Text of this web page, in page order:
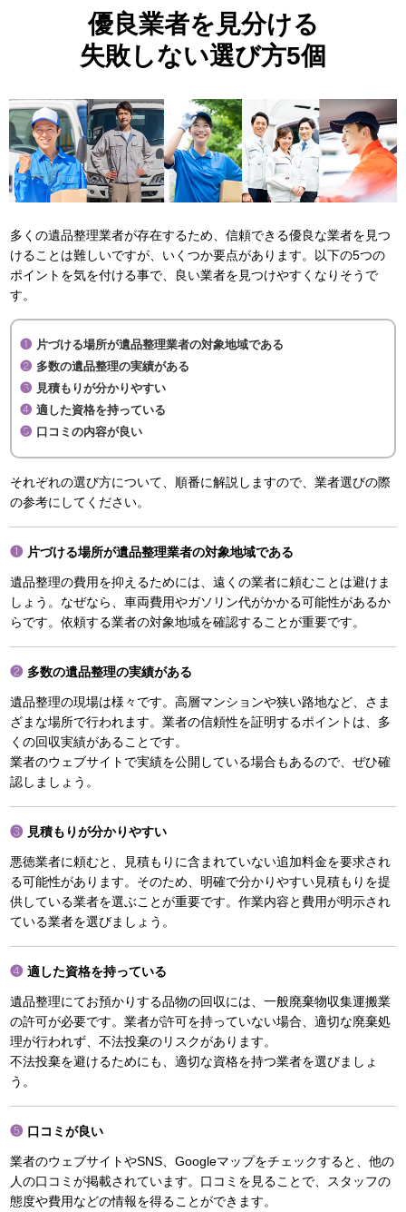
優良業者を見分ける
失敗しない選び方5個
多くの遺品整理業者が存在するため、信頼できる優良な業者を見つ
けることは難しいですが、いくつか要点があります。以下の5つの
ポイントを気を付ける事で、良い業者を見つけやすくなりそうで
す。
片づける場所が遺品整理業者の対象地域である
多数の遺品整理の実績がある
見積もりが分かりやすい
適した資格を持っている
口コミの内容が良い
それぞれの選び方について、順番に解説しますので、業者選びの際
の参考にしてください。
片づける場所が遺品整理業者の対象地域である
遺品整理の費用を抑えるためには、遠くの業者に頼むことは避けま
しょう。なぜなら、車両費用やガソリン代がかかる可能性があるか
らです。依頼する業者の対象地域を確認することが重要です。
多数の遺品整理の実績がある
遺品整理の現場は様々です。高層マンションや狭い路地など、さま
ざまな場所で行われます。業者の信頼性を証明するポイントは、多
くの回収実績があることです。
業者のウェブサイトで実績を公開している場合もあるので、ぜひ確
認しましょう。
見積もりが分かりやすい
悪徳業者に頼むと、見積もりに含まれていない追加料金を要求され
る可能性があります。そのため、明確で分かりやすい見積もりを提
供している業者を選ぶことが重要です。作業内容と費用が明示され
ている業者を選びましょう。
適した資格を持っている
遺品整理にてお預かりする品物の回収には、一般廃棄物収集運搬業
の許可が必要です。業者が許可を持っていない場合、適切な廃棄処
理が行われず、不法投棄のリスクがあります。
不法投棄を避けるためにも、適切な資格を持つ業者を選びましょ
う。
口コミが良い
業者のウェブサイトやSNS、Googleマップをチェックすると、他の
人の口コミが掲載されています。口コミを見ることで、スタッフの
態度や費用などの情報を得ることができます。